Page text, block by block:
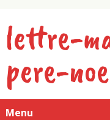
lettre-
pere-
Menu